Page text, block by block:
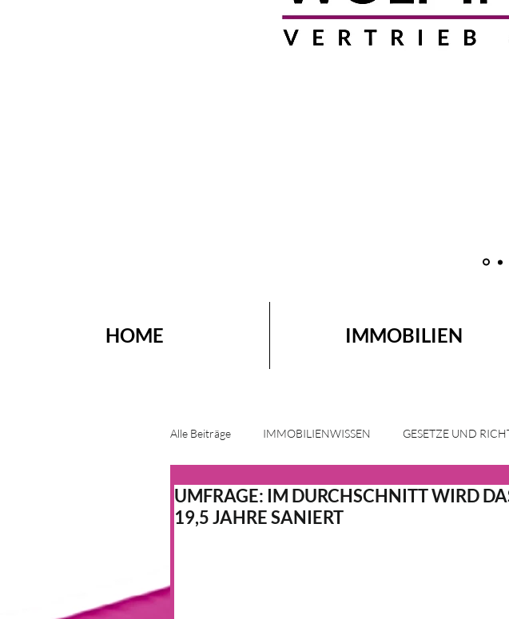
HOME IMMOBILIEN
Alle Beiträge IMMOBILIENWISSEN GESETZE UND
ENERGIE UND INNOVATION IMMOBILIENMARKT
UMFRAGE: IM DURCHSCHNITT WIRD
19,5 JAHRE SANIERT